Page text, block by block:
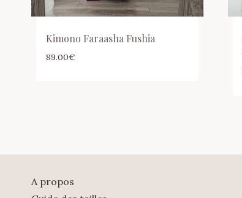
Kimono Faraasha Fushia
89.00€
A propos